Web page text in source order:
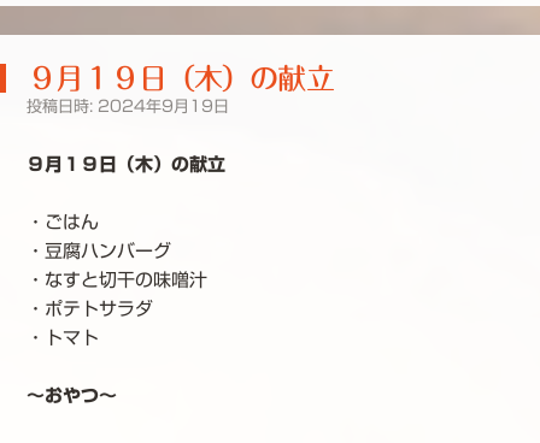
９月１９日（木）の献立
投稿日時: 2024年9月19日
９月１９日（木）の献立
・ごはん
・豆腐ハンバーグ
・なすと切干の味噌汁
・ポテトサラダ
・トマト
～おやつ～